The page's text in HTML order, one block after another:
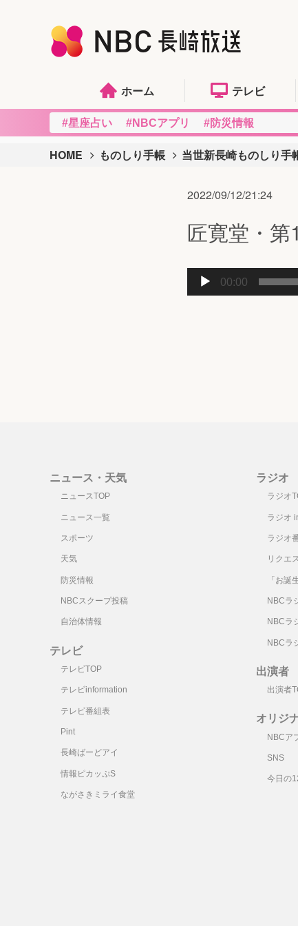
ホーム テレビ
#星座占い #NBCアプリ #防災情報
HOME ものしり手帳 当世新長崎ものしり手
2022/09/12/21:24
匠寛堂・
声
00:00
ニュース・天気
ニュースTOP
ニュース一覧
スポーツ
天気
防災情報
NBCスクープ投稿
自治体情報
テレビ
テレビTOP
テレビinformation
テレビ番組表
Pint
長崎ばーどアイ
情報ピカッぷS
ながさきミライ食堂
ラジオ
ラジオ
ラジオ
ラジオ
リクエ
「お誕
NBCラ
NBCラ
NBCラ
出演者
出演者
オリジ
NBCア
SNS
今日の